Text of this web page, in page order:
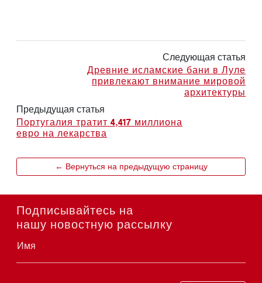
Следующая статья
Древние исламские бани в Луле
привлекают внимание мировой
архитектуры
Предыдущая статья
Португалия тратит 4,417 миллиона
евро на лекарства
← Вернуться на предыдущую страницу
Подписывайтесь на
нашу новостную рассылку
Имя